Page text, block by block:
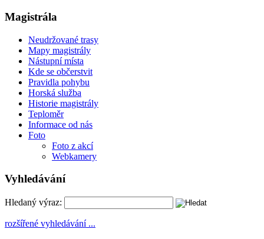
Magistrála
Neudržované trasy
Mapy magistrály
Nástupní místa
Kde se občerstvit
Pravidla pohybu
Horská služba
Historie magistrály
Teploměr
Informace od nás
Foto
Foto z akcí
Webkamery
Vyhledávání
Hledaný výraz:
rozšířené vyhledávání ...